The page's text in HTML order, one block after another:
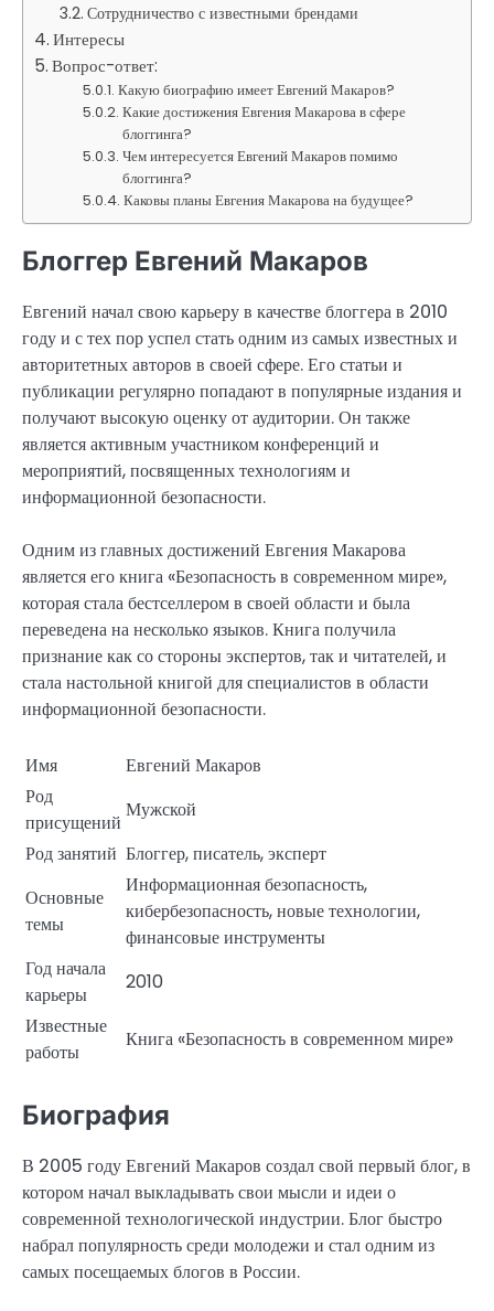
Сотрудничество с известными брендами
Интересы
Вопрос-ответ:
Какую биографию имеет Евгений Макаров?
Какие достижения Евгения Макарова в сфере
блоггинга?
Чем интересуется Евгений Макаров помимо
блоггинга?
Каковы планы Евгения Макарова на будущее?
Блоггер Евгений Макаров
Евгений начал свою карьеру в качестве блоггера в 2010
году и с тех пор успел стать одним из самых известных и
авторитетных авторов в своей сфере. Его статьи и
публикации регулярно попадают в популярные издания и
получают высокую оценку от аудитории. Он также
является активным участником конференций и
мероприятий, посвященных технологиям и
информационной безопасности.
Одним из главных достижений Евгения Макарова
является его книга «Безопасность в современном мире»,
которая стала бестселлером в своей области и была
переведена на несколько языков. Книга получила
признание как со стороны экспертов, так и читателей, и
стала настольной книгой для специалистов в области
информационной безопасности.
Имя
Евгений Макаров
Род
присущений
Мужской
Род занятий Блоггер, писатель, эксперт
Основные
темы
Информационная безопасность,
кибербезопасность, новые технологии,
финансовые инструменты
Год начала
карьеры
2010
Известные
работы
Книга «Безопасность в современном мире»
Биография
В 2005 году Евгений Макаров создал свой первый блог, в
котором начал выкладывать свои мысли и идеи о
современной технологической индустрии. Блог быстро
набрал популярность среди молодежи и стал одним из
самых посещаемых блогов в России.